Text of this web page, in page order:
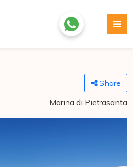
Share
Marina di Pietrasanta